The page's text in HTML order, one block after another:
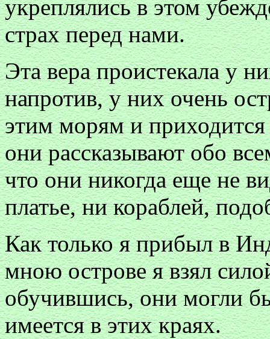
укреплялись в этом
страх перед нами.
Эта вера проистекала у
напротив, у них очень
этим морям и приходится
они рассказывают обо
что они никогда еще не
платье, ни кораблей,
Как только я прибыл в
мною острове я взял
обучившись, они могли
имеется в этих краях.